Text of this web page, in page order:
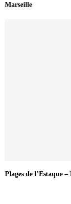
Marseille
Plages de l’Estaque